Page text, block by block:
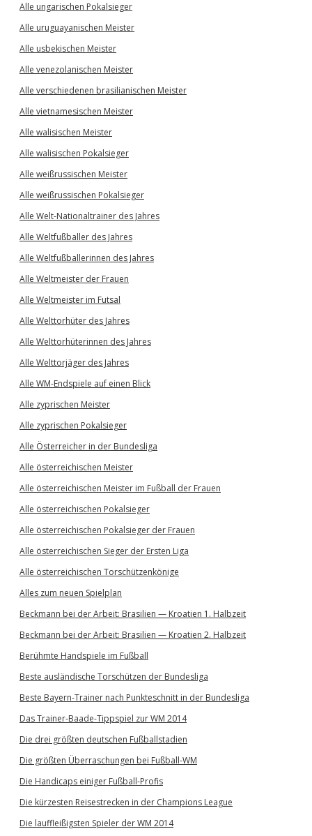
Alle ungarischen Pokalsieger
Alle uruguayanischen Meister
Alle usbekischen Meister
Alle venezolanischen Meister
Alle verschiedenen brasilianischen Meister
Alle vietnamesischen Meister
Alle walisischen Meister
Alle walisischen Pokalsieger
Alle weißrussischen Meister
Alle weißrussischen Pokalsieger
Alle Welt-Nationaltrainer des Jahres
Alle Weltfußballer des Jahres
Alle Weltfußballerinnen des Jahres
Alle Weltmeister der Frauen
Alle Weltmeister im Futsal
Alle Welttorhüter des Jahres
Alle Welttorhüterinnen des Jahres
Alle Welttorjäger des Jahres
Alle WM-Endspiele auf einen Blick
Alle zyprischen Meister
Alle zyprischen Pokalsieger
Alle Österreicher in der Bundesliga
Alle österreichischen Meister
Alle österreichischen Meister im Fußball der Frauen
Alle österreichischen Pokalsieger
Alle österreichischen Pokalsieger der Frauen
Alle österreichischen Sieger der Ersten Liga
Alle österreichischen Torschützenkönige
Alles zum neuen Spielplan
Beckmann bei der Arbeit: Brasilien — Kroatien 1. Halbzeit
Beckmann bei der Arbeit: Brasilien — Kroatien 2. Halbzeit
Berühmte Handspiele im Fußball
Beste ausländische Torschützen der Bundesliga
Beste Bayern-Trainer nach Punkteschnitt in der Bundesliga
Das Trainer-Baade-Tippspiel zur WM 2014
Die drei größten deutschen Fußballstadien
Die größten Überraschungen bei Fußball-WM
Die Handicaps einiger Fußball-Profis
Die kürzesten Reisestrecken in der Champions League
Die lauffleißigsten Spieler der WM 2014